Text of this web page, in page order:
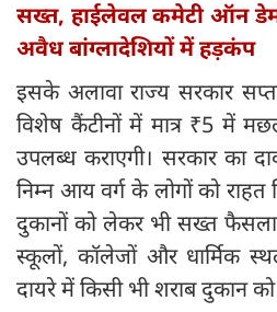
सख्‍त, हाईलेवल कमेटी ऑन
अवैध बांग्लादेशियों में हड़कंप
इसके अलावा राज्य सरकार
विशेष कैंटीनों में मात्र ₹5 में
उपलब्ध कराएगी। सरकार का
निम्न आय वर्ग के लोगों को राहत
दुकानों को लेकर भी सख्त फैसला
स्कूलों, कॉलेजों और धार्मिक
दायरे में किसी भी शराब दुकान